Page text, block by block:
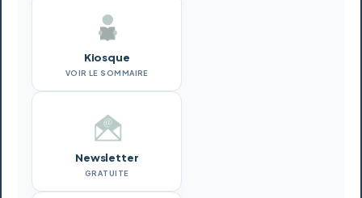
Kiosque
VOIR LE SOMMAIRE
Newsletter
GRATUITE